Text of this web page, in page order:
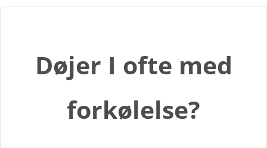
Døjer I ofte med
forkølelse?